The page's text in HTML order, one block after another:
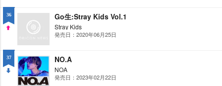
36 Go生:Stray Kids Vol.1
Stray Kids
発売日：2020年06月25日
37 NO.A
NOA
発売日：2023年02月22日